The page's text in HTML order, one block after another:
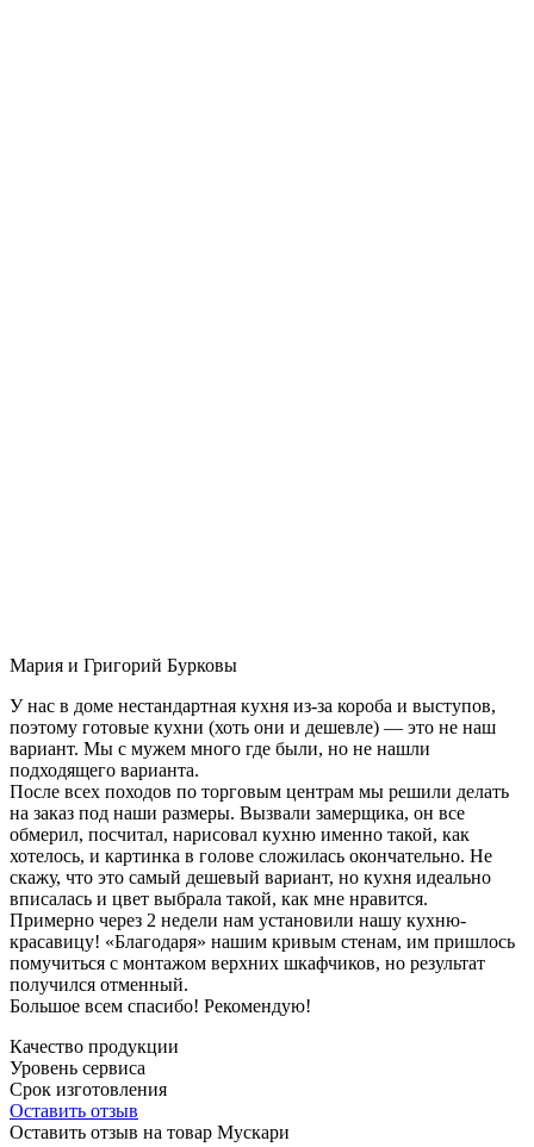
Мария и Григорий Бурковы
У нас в доме нестандартная кухня из-за короба и выступов,
поэтому готовые кухни (хоть они и дешевле) — это не наш
вариант. Мы с мужем много где были, но не нашли
подходящего варианта.
После всех походов по торговым центрам мы решили делать
на заказ под наши размеры. Вызвали замерщика, он все
обмерил, посчитал, нарисовал кухню именно такой, как
хотелось, и картинка в голове сложилась окончательно. Не
скажу, что это самый дешевый вариант, но кухня идеально
вписалась и цвет выбрала такой, как мне нравится.
Примерно через 2 недели нам установили нашу кухню-
красавицу! «Благодаря» нашим кривым стенам, им пришлось
помучиться с монтажом верхних шкафчиков, но результат
получился отменный.
Большое всем спасибо! Рекомендую!
Качество продукции
Уровень сервиса
Срок изготовления
Оставить отзыв
Оставить отзыв на товар Мускари